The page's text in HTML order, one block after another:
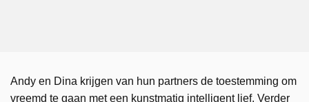
Andy en Dina krijgen van hun partners de toestemming om
vreemd te gaan met een kunstmatig intelligent lief. Verder